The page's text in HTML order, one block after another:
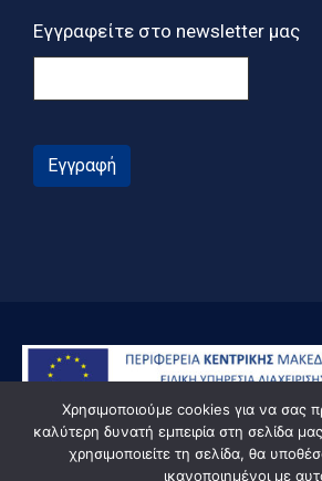
Εγγραφείτε στο newsletter μας
Εγγραφή
Χρησιμοποιούμε cookies για να σας
καλύτερη δυνατή εμπειρία στη σελίδα
χρησιμοποιείτε τη σελίδα, θα
ικανοποιημένοι με